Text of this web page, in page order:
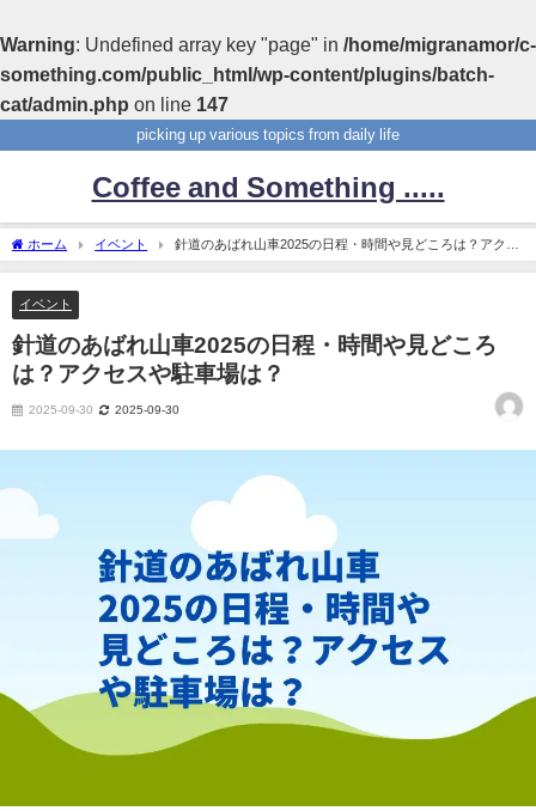
Warning: Undefined array key "page" in /home/migranamor/c-
something.com/public_html/wp-content/plugins/batch-
cat/admin.php on line 147
picking up various topics from daily life
Coffee and Something .....
ホーム イベント
針道のあばれ山車2025の日程・時間や見どころは？アクセ
スや駐車場は？
イベント
針道のあばれ山車2025の日程・時間や見どころ
は？アクセスや駐車場は？
2025-09-30 2025-09-30